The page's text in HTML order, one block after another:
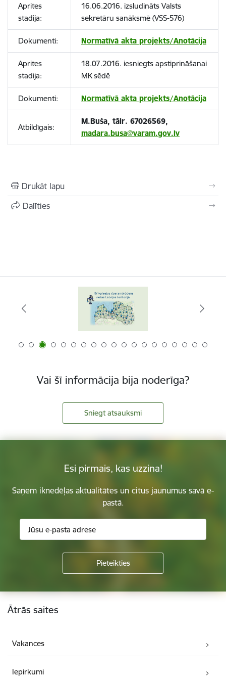
Aprites
stadija:
16.06.2016. izsludināts Valsts
sekretāru sanāksmē (VSS-576)
Dokumenti: Normatīvā akta projekts/Anotācija
Aprites
stadija:
18.07.2016. iesniegts apstiprināšanai
MK sēdē
Dokumenti: Normatīvā akta projekts/Anotācija
Atbildīgais:
M.Buša, tālr. 67026569,
madara.busa@varam.gov.lv
Drukāt lapu
Dalīties
Vai šī informācija bija noderīga?
Sniegt atsauksmi
Esi pirmais, kas uzzina!
Saņem iknedēļas aktualitātes un citus jaunumus savā e-
pastā.
Kājene
Ātrās saites
Vakances
Iepirkumi